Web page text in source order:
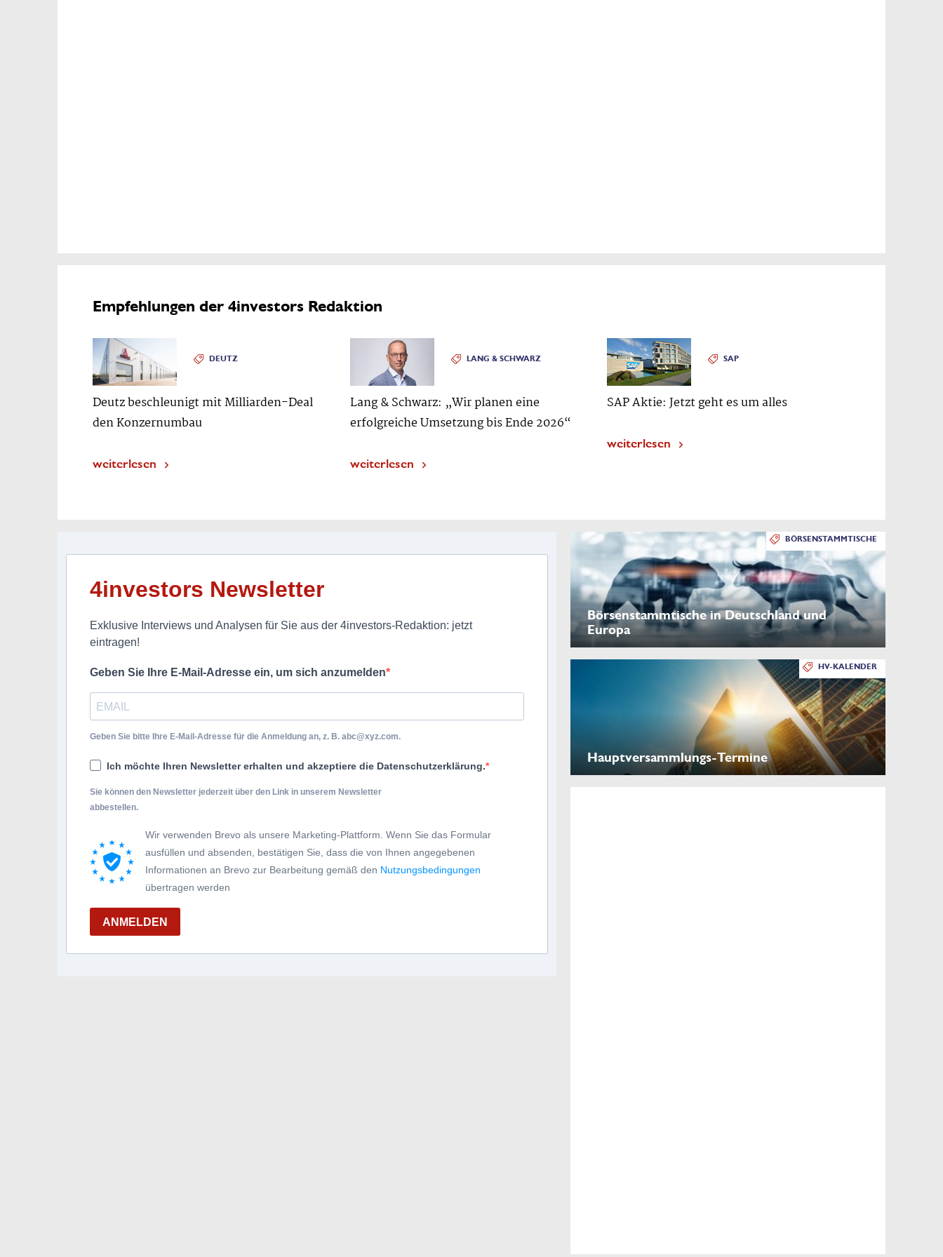
Empfehlungen der 4investors Redaktion
DEUTZ
Deutz beschleunigt mit Milliarden-Deal
den Konzernumbau
weiterlesen
LANG & SCHWARZ
Lang & Schwarz: „Wir planen eine
erfolgreiche Umsetzung bis Ende 2026“
weiterlesen
SAP
SAP Aktie: Jetzt geht es um alles
weiterlesen
4investors Newsletter
Exklusive Interviews und Analysen für Sie aus der 4investors-Redaktion: jetzt
eintragen!
Geben Sie Ihre E-Mail-Adresse ein, um sich anzumelden
Geben Sie bitte Ihre E-Mail-Adresse für die Anmeldung an, z. B. abc@xyz.com.
Ich möchte Ihren Newsletter erhalten und akzeptiere die Datenschutzerklärung.
Sie können den Newsletter jederzeit über den Link in unserem Newsletter
abbestellen.
Wir verwenden Brevo als unsere Marketing-Plattform. Wenn Sie das Formular
ausfüllen und absenden, bestätigen Sie, dass die von Ihnen angegebenen
Informationen an Brevo zur Bearbeitung gemäß den Nutzungsbedingungen
übertragen werden
ANMELDEN
BÖRSENSTAMMTISCHE
Börsenstammtische in Deutschland und
Europa
HV-KALENDER
Hauptversammlungs-Termine